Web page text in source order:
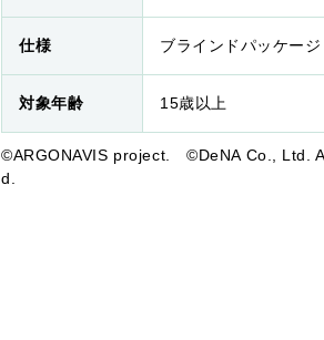
仕様 ブラインドパッケージ
対象年齢 15歳以上
©ARGONAVIS project. ©DeNA Co., Ltd.
d.